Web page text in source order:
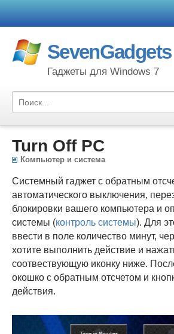
SevenGadgets
Гаджеты для Windows 7
Turn Off PC
Компьютер и система
Системный гаджет с обратным
автоматического выключения,
блокировки вашего компьютера и
системы (контроль системы). Для
ввести в поле количество минут,
хотите выполнить действие и
соотвествующую иконку ниже.
окошко с обратным отсчетом и
действия.